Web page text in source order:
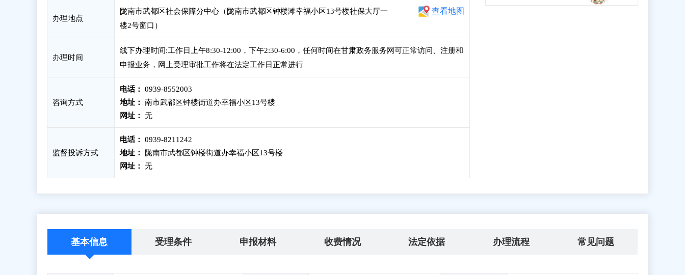
办理地点
陇南市武都区社会保障分中心（陇南市武都区钟楼滩幸福小区13号楼社保大厅一
楼2号窗口）
查看地图
办理时间
线下办理时间:工作日上午8:30-12:00，下午2:30-6:00，任何时间在甘肃政务服务网可正常访问、注册和
申报业务，网上受理审批工作将在法定工作日正常进行
咨询方式
电话：
0939-8552003
地址：
南市武都区钟楼街道办幸福小区13号楼
网址：
无
监督投诉方式
电话：
0939-8211242
地址：
陇南市武都区钟楼街道办幸福小区13号楼
网址：
无
基本信息 受理条件 申报材料 收费情况 法定依据 办理流程 常见问题